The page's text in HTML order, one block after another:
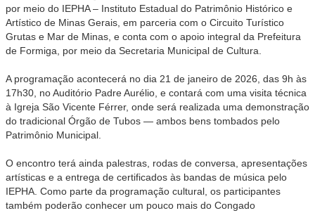
por meio do IEPHA – Instituto Estadual do Patrimônio Histórico e
Artístico de Minas Gerais, em parceria com o Circuito Turístico
Grutas e Mar de Minas, e conta com o apoio integral da Prefeitura
de Formiga, por meio da Secretaria Municipal de Cultura.
A programação acontecerá no dia 21 de janeiro de 2026, das 9h às
17h30, no Auditório Padre Aurélio, e contará com uma visita técnica
à Igreja São Vicente Férrer, onde será realizada uma demonstração
do tradicional Órgão de Tubos — ambos bens tombados pelo
Patrimônio Municipal.
O encontro terá ainda palestras, rodas de conversa, apresentações
artísticas e a entrega de certificados às bandas de música pelo
IEPHA. Como parte da programação cultural, os participantes
também poderão conhecer um pouco mais do Congado